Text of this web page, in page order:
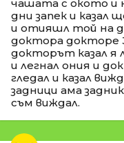
чашата с окото и
дни запек и казал
и отияшл той на
доктора докторе
докторът казал я
и легнал ония и
гледал и казал
задници ама
съм виждал.